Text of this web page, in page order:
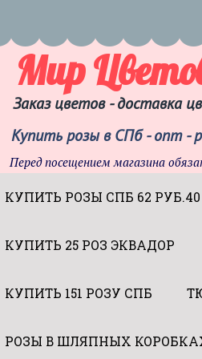
Мир
Заказ цветов - доставка
Купить розы в СПб - опт -
Перед посещением магазина
КУПИТЬ РОЗЫ СПБ 62
КУПИТЬ 25 РОЗ ЭКВАДОР
КУПИТЬ 151 РОЗУ СПБ
РОЗЫ В ШЛЯПНЫХ